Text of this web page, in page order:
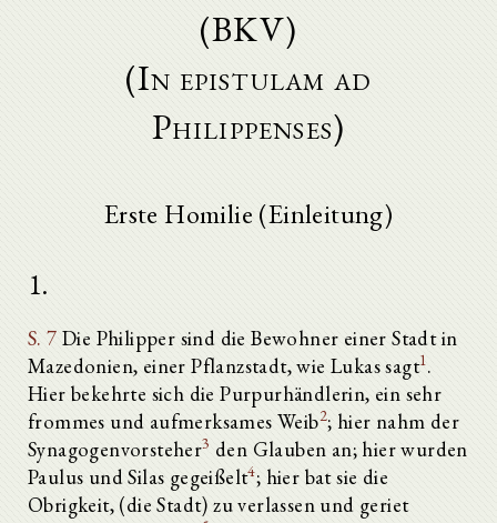
(BKV)
(In epistulam ad
Philippenses)
Erste Homilie (Einleitung)
1.
S. 7 Die Philipper sind die Bewohner einer Stadt in
Mazedonien, einer Pflanzstadt, wie Lukas sagt1.
Hier bekehrte sich die Purpurhändlerin, ein sehr
frommes und aufmerksames Weib2; hier nahm der
Synagogenvorsteher3 den Glauben an; hier wurden
Paulus und Silas gegeißelt4; hier bat sie die
Obrigkeit, (die Stadt) zu verlassen und geriet